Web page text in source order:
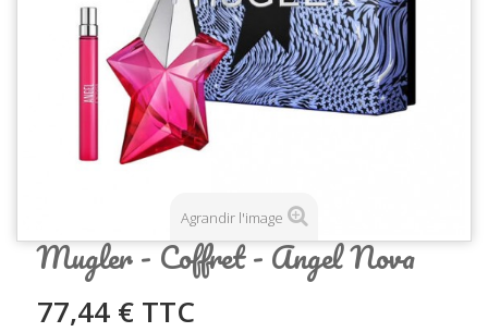
Agrandir l'image
Mugler - Coffret - Angel Nova
77,44 € TTC